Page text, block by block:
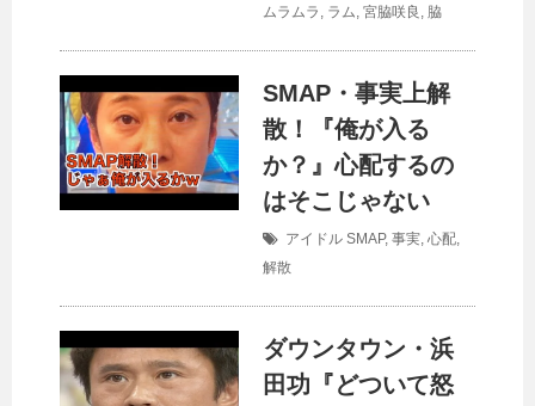
ムラムラ , ラム, 宮脇咲良 , 脇
SMAP・事実上解
散！『俺が入る
か？』心配するの
はそこじゃない
アイドル SMAP, 事実, 心配,
解散
ダウンタウン・浜
田功『どついて怒